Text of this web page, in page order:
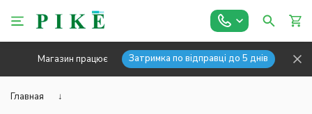
Магазин працює Затримка по відправці до 5 днів
Главная ↓